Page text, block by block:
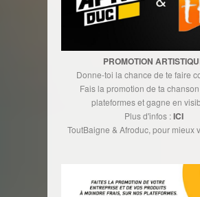
PROMOTION
Donne-toi la chance de te faire
Fais la promotion de ta
plateformes et gagne en
Plus d'infos :ICI
ToutBaigne & Afroduc, pour mieux